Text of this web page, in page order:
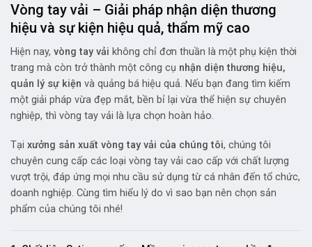
Vòng tay vải – Giải pháp nhận diện thương
hiệu và sự kiện hiệu quả, thẩm mỹ cao
Hiện nay, vòng tay vải không chỉ đơn thuần là một phụ kiện thời
trang mà còn trở thành một công cụ nhận diện thương hiệu,
quản lý sự kiện và quảng bá hiệu quả. Nếu bạn đang tìm kiếm
một giải pháp vừa đẹp mắt, bền bỉ lại vừa thể hiện sự chuyên
nghiệp, thì vòng tay vải là lựa chọn hoàn hảo.
Tại xưởng sản xuất vòng tay vải của chúng tôi, chúng tôi
chuyên cung cấp các loại vòng tay vải cao cấp với chất lượng
vượt trội, đáp ứng mọi nhu cầu sử dụng từ cá nhân đến tổ chức,
doanh nghiệp. Cùng tìm hiểu lý do vì sao bạn nên chọn sản
phẩm của chúng tôi nhé!